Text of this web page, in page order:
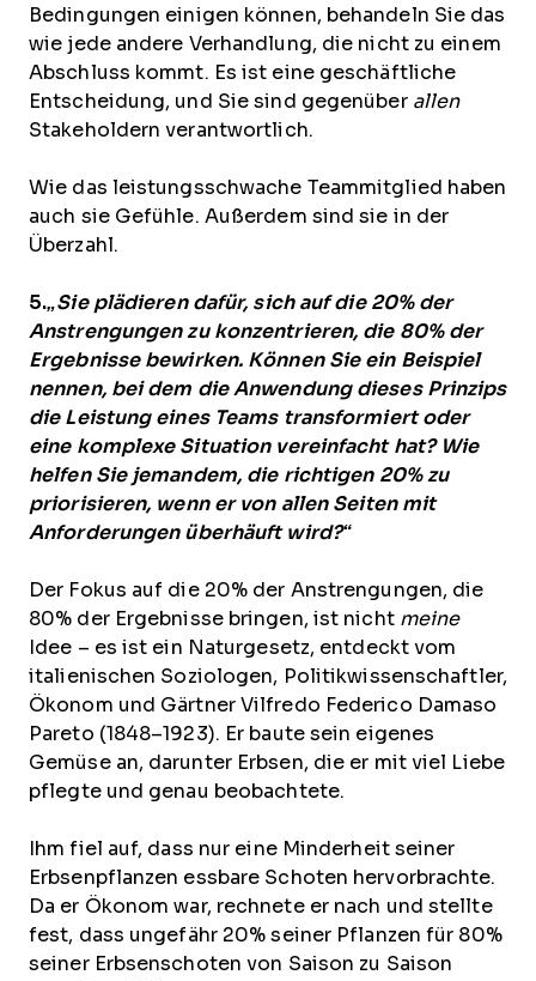
Bedingungen einigen können, behandeln Sie das
wie jede andere Verhandlung, die nicht zu einem
Abschluss kommt. Es ist eine geschäftliche
Entscheidung, und Sie sind gegenüber allen
Stakeholdern verantwortlich.
Wie das leistungsschwache Teammitglied haben
auch sie Gefühle. Außerdem sind sie in der
Überzahl.
5.„Sie plädieren dafür, sich auf die 20% der
Anstrengungen zu konzentrieren, die 80% der
Ergebnisse bewirken. Können Sie ein Beispiel
nennen, bei dem die Anwendung dieses Prinzips
die Leistung eines Teams transformiert oder
eine komplexe Situation vereinfacht hat? Wie
helfen Sie jemandem, die richtigen 20% zu
priorisieren, wenn er von allen Seiten mit
Anforderungen überhäuft wird?“
Der Fokus auf die 20% der Anstrengungen, die
80% der Ergebnisse bringen, ist nicht meine
Idee – es ist ein Naturgesetz, entdeckt vom
italienischen Soziologen, Politikwissenschaftler,
Ökonom und Gärtner Vilfredo Federico Damaso
Pareto (1848–1923). Er baute sein eigenes
Gemüse an, darunter Erbsen, die er mit viel Liebe
pflegte und genau beobachtete.
Ihm fiel auf, dass nur eine Minderheit seiner
Erbsenpflanzen essbare Schoten hervorbrachte.
Da er Ökonom war, rechnete er nach und stellte
fest, dass ungefähr 20% seiner Pflanzen für 80%
seiner Erbsenschoten von Saison zu Saison